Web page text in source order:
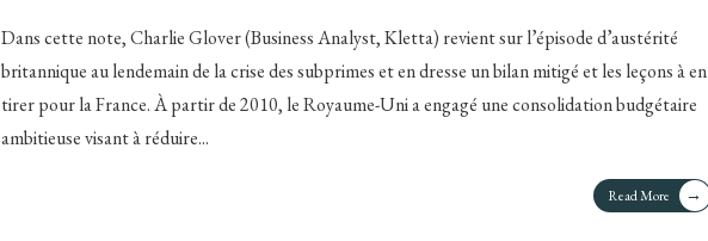
Dans cette note, Charlie Glover (Business Analyst, Kletta) revient sur l’épisode d’austérité
britannique au lendemain de la crise des subprimes et en dresse un bilan mitigé et les leçons à en
tirer pour la France. À partir de 2010, le Royaume-Uni a engagé une consolidation budgétaire
ambitieuse visant à réduire...
Read More →